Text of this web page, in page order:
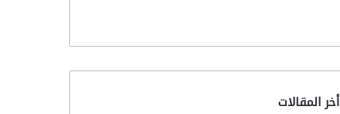
أخر المقالات